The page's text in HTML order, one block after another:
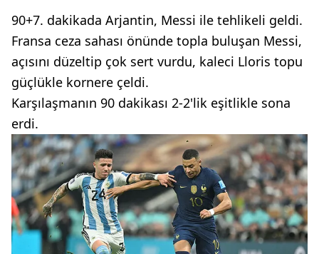
90+7. dakikada Arjantin, Messi ile tehlikeli geldi.
Fransa ceza sahası önünde topla buluşan Messi,
açısını düzeltip çok sert vurdu, kaleci Lloris topu
güçlükle kornere çeldi.
Karşılaşmanın 90 dakikası 2-2'lik eşitlikle sona
erdi.